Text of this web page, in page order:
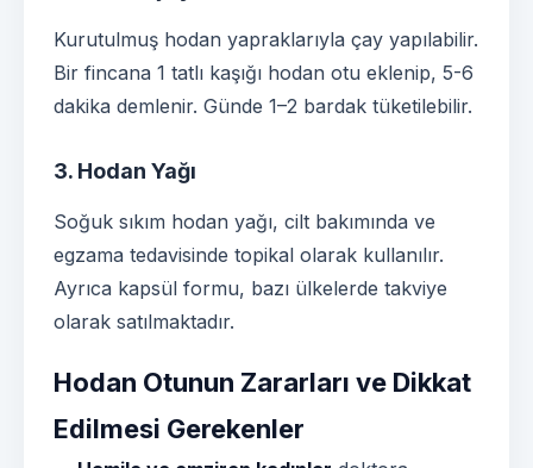
Kurutulmuş hodan yapraklarıyla çay yapılabilir.
Bir fincana 1 tatlı kaşığı hodan otu eklenip, 5-6
dakika demlenir. Günde 1–2 bardak tüketilebilir.
3. Hodan Yağı
Soğuk sıkım hodan yağı, cilt bakımında ve
egzama tedavisinde topikal olarak kullanılır.
Ayrıca kapsül formu, bazı ülkelerde takviye
olarak satılmaktadır.
Hodan Otunun Zararları ve Dikkat
Edilmesi Gerekenler